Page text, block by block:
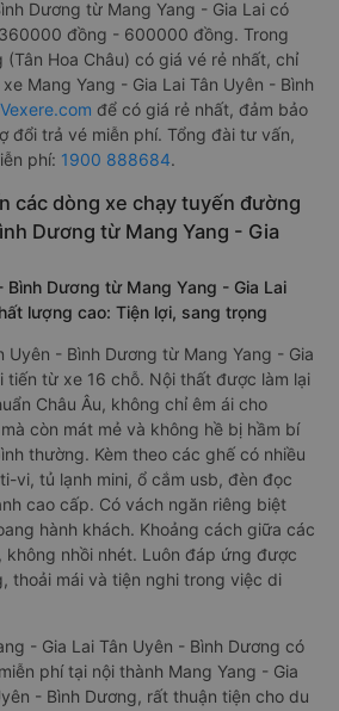
Dương từ Mang Yang - Gia Lai có
đồng - 600000 đồng. Trong
(Tân Hoa Châu) có giá vé rẻ nhất, chỉ
Mang Yang - Gia Lai Tân Uyên - Bình
Vexere.com để có giá rẻ nhất, đảm bảo
đổi trả vé miễn phí. Tổng đài tư vấn,
phí: 1900 888684.
các dòng xe chạy tuyến đường
Dương từ Mang Yang - Gia
Bình Dương từ Mang Yang - Gia Lai
lượng cao: Tiện lợi, sang trọng
Uyên - Bình Dương từ Mang Yang - Gia
tiến từ xe 16 chỗ. Nội thất được làm lại
Châu Âu, không chỉ êm ái cho
còn mát mẻ và không hề bị hầm bí
thường. Kèm theo các ghế có nhiều
vi, tủ lạnh mini, ổ cắm usb, đèn đọc
cao cấp. Có vách ngăn riêng biệt
hành khách. Khoảng cách giữa các
không nhồi nhét. Luôn đáp ứng được
thoải mái và tiện nghi trong việc di
- Gia Lai Tân Uyên - Bình Dương có
phí tại nội thành Mang Yang - Gia
- Bình Dương, rất thuận tiện cho du